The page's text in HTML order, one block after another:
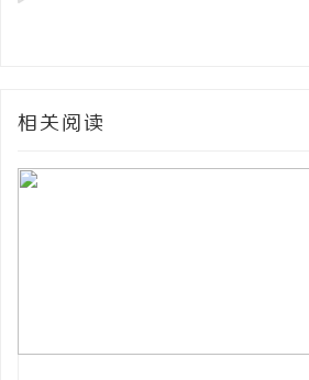
相关阅读